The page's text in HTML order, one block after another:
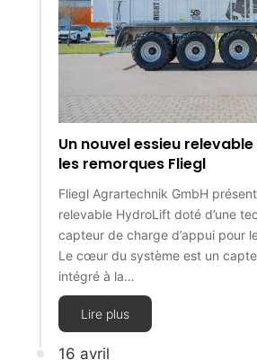
Un nouvel essieu
les remorques Fliegl
Fliegl Agrartechnik GmbH
relevable HydroLift doté d’une
capteur de charge d’appui pour
Le cœur du système est un
intégré à la…
Lire plus
16 avril